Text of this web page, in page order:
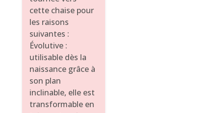
cette chaise pour
les raisons
suivantes :
Évolutive :
utilisable dès la
naissance grâce à
son plan
inclinable, elle est
transformable en